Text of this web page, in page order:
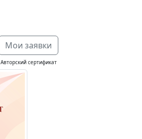
Мои заявки
Авторский сертификат